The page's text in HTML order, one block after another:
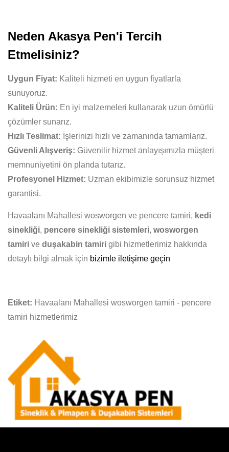
Neden Akasya Pen'i Tercih
Etmelisiniz?
Uygun Fiyat: Kaliteli hizmeti en uygun fiyatlarla
sunuyoruz.
Kaliteli Ürün: En iyi malzemeleri kullanarak uzun ömürlü
çözümler sunarız.
Hızlı Teslimat: İşlerinizi hızlı ve zamanında tamamlarız.
Güvenli Alışveriş: Güvenilir hizmet anlayışımızla müşteri
memnuniyetini ön planda tutarız.
Profesyonel Hizmet: Uzman ekibimizle sorunsuz hizmet
garantisi.
Havaalanı Mahallesi wosworgen ve pencere tamiri, kedi
sinekliği, pencere sinekliği sistemleri, wosworgen
tamiri ve duşakabin tamiri gibi hizmetlerimiz hakkında
detaylı bilgi almak için bizimle iletişime geçin
Etiket: Havaalanı Mahallesi wosworgen tamiri - pencere
tamiri hizmetlerimiz